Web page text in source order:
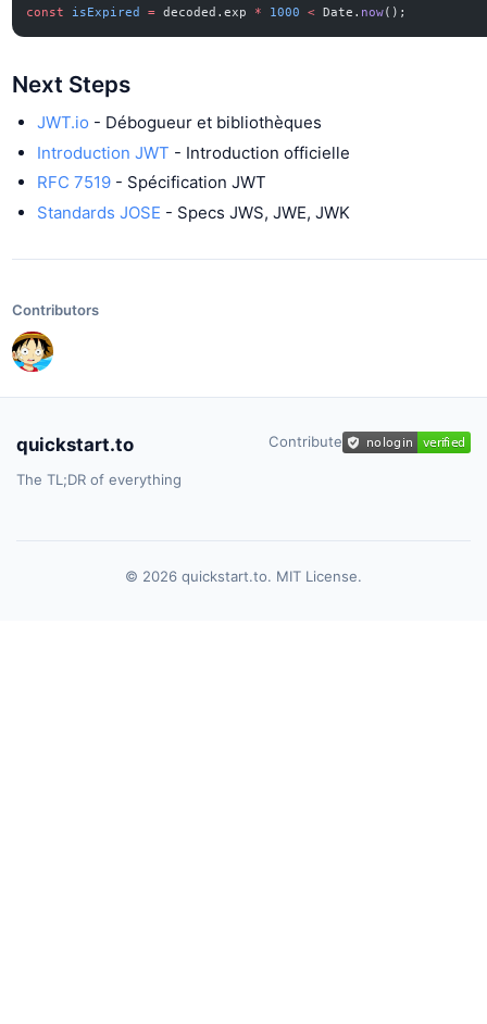
const
isExpired = decoded.exp * 1000 < Date. now();
Next Steps
JWT.io - Débogueur et bibliothèques
Introduction JWT - Introduction officielle
RFC 7519- Spécification JWT
Standards JOSE - Specs JWS, JWE, JWK
Contributors
quickstart.to
The TL;DR of everything
Contribute
© 2026 quickstart.to. MIT License.